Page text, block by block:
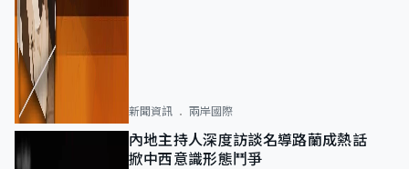
新聞資訊 兩岸國際
內地主持人深度訪談名導路蘭成熱話
掀中西意識形態鬥爭